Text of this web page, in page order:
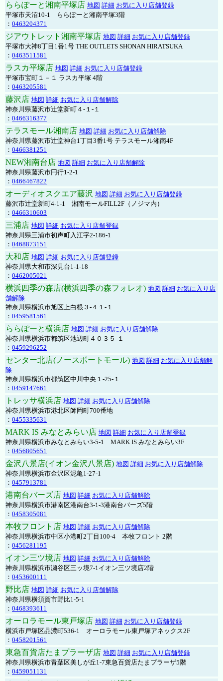
ららぽーと湘南平塚店 地図 詳細 お気に入り店舗登録
平塚市天沼10-1 ららぽーと湘南平塚3階
： 0463204371
ジアウトレット湘南平塚店 地図 詳細 お気に入り店舗登録
平塚市大神8丁目1番1号 THE OUTLETS SHONAN HIRATSUKA
： 0463511581
ラスカ平塚店 地図 詳細 お気に入り店舗登録
平塚市宝町１－１ ラスカ平塚 4階
： 0463205581
藤沢店 地図 詳細 お気に入り店舗解除
神奈川県藤沢市辻堂新町４-１-１
： 0466316377
テラスモール湘南店 地図 詳細 お気に入り店舗解除
神奈川県藤沢市辻堂神台1丁目3番1号 テラスモール湘南4F
： 0466381251
NEW湘南台店 地図 詳細 お気に入り店舗解除
神奈川県藤沢市円行1-2-1
： 0466467822
オーディオスクエア藤沢 地図 詳細 お気に入り店舗登録
藤沢市辻堂新町4-1-1 湘南モールFILL2F（ノジマ内）
： 0466310603
三浦店 地図 詳細 お気に入り店舗登録
神奈川県三浦市初声町入江字2-186-1
： 0468873151
大和店 地図 詳細 お気に入り店舗登録
神奈川県大和市深見台1-1-18
： 0462005021
横浜四季の森店(横浜四季の森フォレオ) 地図 詳細 お気に入り店
舗解除
神奈川県横浜市旭区上白根３-４１-１
： 0459581561
ららぽーと横浜店 地図 詳細 お気に入り店舗解除
神奈川県横浜市都筑区池辺町４０３５-１
： 0459296252
センター北店(ノースポートモール) 地図 詳細 お気に入り店舗解
除
神奈川県横浜市都筑区中川中央１-25-１
： 0459147661
トレッサ横浜店 地図 詳細 お気に入り店舗解除
神奈川県横浜市港北区師岡町700番地
： 0455335631
MARK IS みなとみらい店 地図 詳細 お気に入り店舗登録
神奈川県横浜市みなとみらい3-5-1 MARK IS みなとみらい3F
： 0456805651
金沢八景店(イオン金沢八景店) 地図 詳細 お気に入り店舗解除
神奈川県横浜市金沢区泥亀1-27-1
： 0457913781
港南台バーズ店 地図 詳細 お気に入り店舗解除
神奈川県横浜市港南区港南台3-1-3港南台バーズ5階
： 0458305081
本牧フロント店 地図 詳細 お気に入り店舗解除
神奈川県横浜市中区小港町2丁目100-4 本牧フロント 2階
： 0456281195
イオン三ツ境店 地図 詳細 お気に入り店舗解除
神奈川県横浜市瀬谷区三ッ境7-1イオン三ツ境店2階
： 0453600111
野比店 地図 詳細 お気に入り店舗解除
神奈川県横須賀市野比1-5-1
： 0468393611
オーロラモール東戸塚店 地図 詳細 お気に入り店舗登録
横浜市戸塚区品濃町536-1 オーロラモール東戸塚アネックス2F
： 0458201561
東急百貨店たまプラーザ店 地図 詳細 お気に入り店舗登録
神奈川県横浜市青葉区美しが丘1-7東急百貨店たまプラーザ5階
： 0459051131